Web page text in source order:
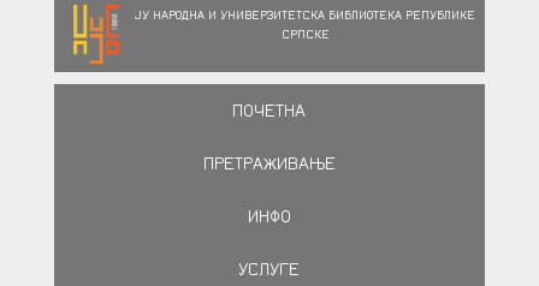
ЈУ НАРОДНА И УНИВЕРЗИТЕТСКА БИБЛИОТЕКА РЕПУБЛИКЕ
СРПСКЕ
ПОЧЕТНА
ПРЕТРАЖИВАЊЕ
ИНФО
УСЛУГЕ